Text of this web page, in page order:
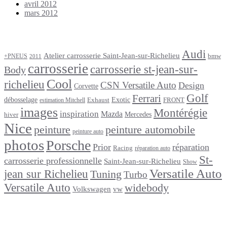
avril 2012
mars 2012
+PNEUS 2011 Atelier carrosserie Saint-Jean-sur-Richelieu Audi bmw
Body carrosserie carrosserie st-jean-sur-
richelieu Cool Corvette CSN Versatile Auto Design
débosselage estimation Mitchell Exhaust Exotic Ferrari FRONT Golf
hiver images inspiration Mazda Mercedes Montérégie
Nice peinture peinture auto peinture automobile
photosPorsche Prior Racing réparation auto réparation
carrosserie professionnelle Saint-Jean-sur-Richelieu Show St-
jean sur Richelieu Tuning Turbo Versatile Auto
Versatile Auto Volkswagen vw widebody